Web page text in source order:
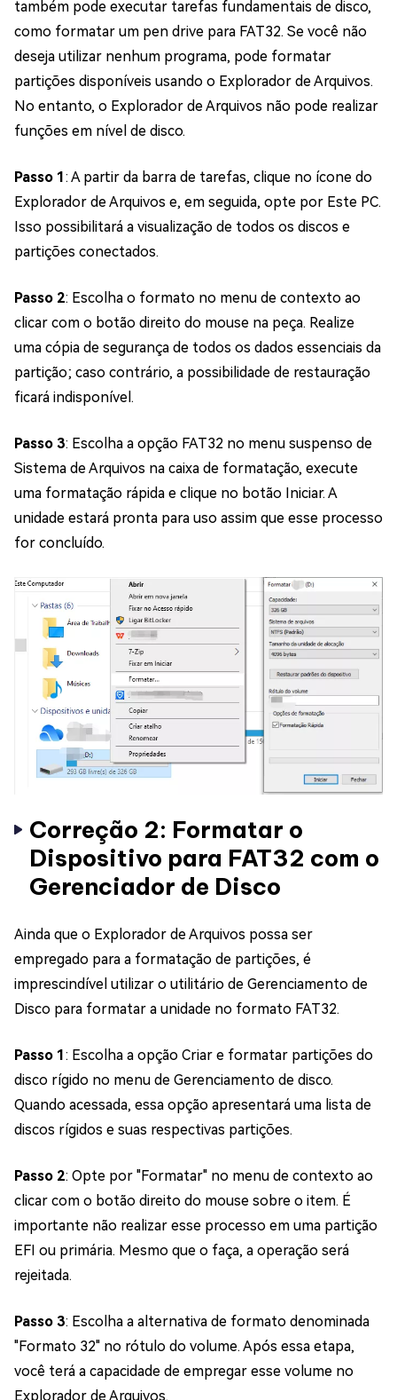
também pode executar tarefas fundamentais de disco,
como formatar um pen drive para FAT32. Se você não
deseja utilizar nenhum programa, pode formatar
partições disponíveis usando o Explorador de Arquivos.
No entanto, o Explorador de Arquivos não pode realizar
funções em nível de disco.
Passo 1: A partir da barra de tarefas, clique no ícone do
Explorador de Arquivos e, em seguida, opte por Este PC.
Isso possibilitará a visualização de todos os discos e
partições conectados.
Passo 2: Escolha o formato no menu de contexto ao
clicar com o botão direito do mouse na peça. Realize
uma cópia de segurança de todos os dados essenciais da
partição; caso contrário, a possibilidade de restauração
ficará indisponível.
Passo 3: Escolha a opção FAT32 no menu suspenso de
Sistema de Arquivos na caixa de formatação, execute
uma formatação rápida e clique no botão Iniciar. A
unidade estará pronta para uso assim que esse processo
for concluído.
Correção 2: Formatar o
Dispositivo para FAT32 com o
Gerenciador de Disco
Ainda que o Explorador de Arquivos possa ser
empregado para a formatação de partições, é
imprescindível utilizar o utilitário de Gerenciamento de
Disco para formatar a unidade no formato FAT32.
Passo 1: Escolha a opção Criar e formatar partições do
disco rígido no menu de Gerenciamento de disco.
Quando acessada, essa opção apresentará uma lista de
discos rígidos e suas respectivas partições.
Passo 2: Opte por "Formatar" no menu de contexto ao
clicar com o botão direito do mouse sobre o item. É
importante não realizar esse processo em uma partição
EFI ou primária. Mesmo que o faça, a operação será
rejeitada.
Passo 3: Escolha a alternativa de formato denominada
"Formato 32" no rótulo do volume. Após essa etapa,
você terá a capacidade de empregar esse volume no
Explorador de Arquivos.